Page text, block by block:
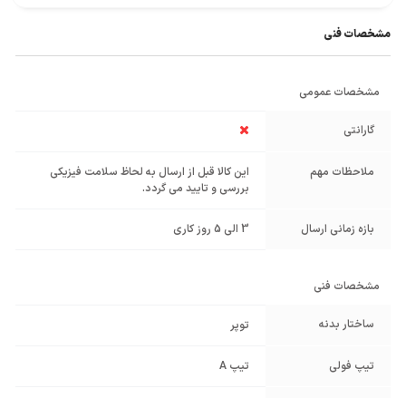
مشخصات فنی
مشخصات عمومی
گارانتی
ملاحظات مهم
این کالا قبل از ارسال به لحاظ سلامت فیزیکی
بررسی و تایید می گردد.
بازه زمانی ارسال 3 الی 5 روز کاری
مشخصات فنی
ساختار بدنه توپر
تیپ فولی تیپ A